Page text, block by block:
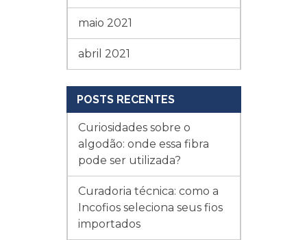
maio 2021
abril 2021
POSTS RECENTES
Curiosidades sobre o
algodão: onde essa fibra
pode ser utilizada?
Curadoria técnica: como a
Incofios seleciona seus fios
importados